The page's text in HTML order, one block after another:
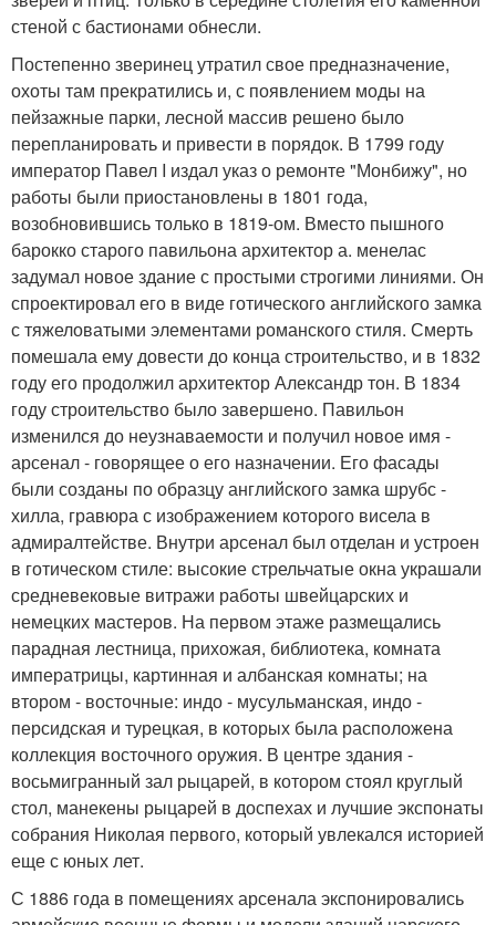
стеной с бастионами обнесли.
Постепенно зверинец утратил свое предназначение,
охоты там прекратились и, с появлением моды на
пейзажные парки, лесной массив решено было
перепланировать и привести в порядок. В 1799 году
император Павел I издал указ о ремонте "Монбижу", но
работы были приостановлены в 1801 года,
возобновившись только в 1819-ом. Вместо пышного
барокко старого павильона архитектор а. менелас
задумал новое здание с простыми строгими линиями. Он
спроектировал его в виде готического английского замка
с тяжеловатыми элементами романского стиля. Смерть
помешала ему довести до конца строительство, и в 1832
году его продолжил архитектор Александр тон. В 1834
году строительство было завершено. Павильон
изменился до неузнаваемости и получил новое имя -
арсенал - говорящее о его назначении. Его фасады
были созданы по образцу английского замка шрубс -
хилла, гравюра с изображением которого висела в
адмиралтействе. Внутри арсенал был отделан и устроен
в готическом стиле: высокие стрельчатые окна украшали
средневековые витражи работы швейцарских и
немецких мастеров. На первом этаже размещались
парадная лестница, прихожая, библиотека, комната
императрицы, картинная и албанская комнаты; на
втором - восточные: индо - мусульманская, индо -
персидская и турецкая, в которых была расположена
коллекция восточного оружия. В центре здания -
восьмигранный зал рыцарей, в котором стоял круглый
стол, манекены рыцарей в доспехах и лучшие экспонаты
собрания Николая первого, который увлекался историей
еще с юных лет.
С 1886 года в помещениях арсенала экспонировались